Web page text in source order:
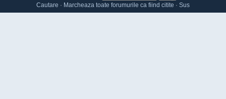
Cautare · Marcheaza toate forumurile ca fiind citite · Sus